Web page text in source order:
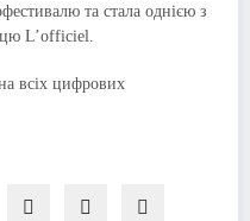
та стала однією з
L’officiel.
всіх цифрових